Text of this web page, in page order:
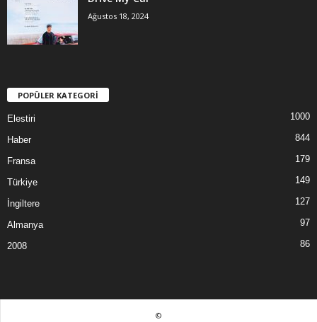
Ağustos 18, 2024
POPÜLER KATEGORİ
Elestiri 1000
Haber 844
Fransa 179
Türkiye 149
İngiltere 127
Almanya 97
2008 86
©